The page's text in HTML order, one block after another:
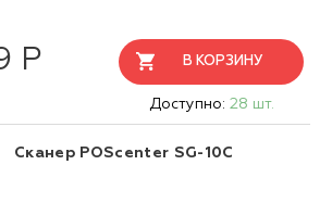
Р В КОРЗИНУ
Доступно: 28 шт.
Сканер POScenter SG-10C